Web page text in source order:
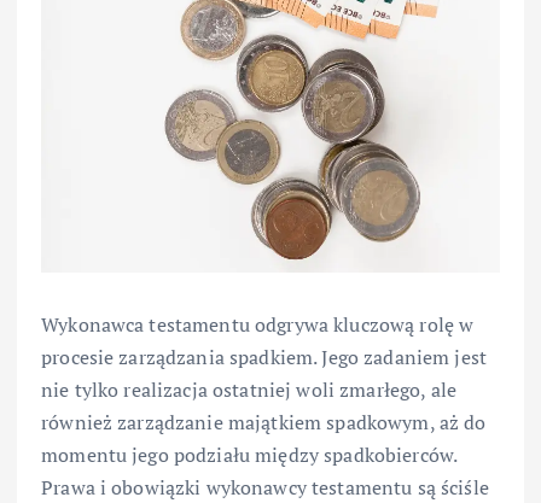
Wykonawca testamentu odgrywa kluczową rolę w
procesie zarządzania spadkiem. Jego zadaniem jest
nie tylko realizacja ostatniej woli zmarłego, ale
również zarządzanie majątkiem spadkowym, aż do
momentu jego podziału między spadkobierców.
Prawa i obowiązki wykonawcy testamentu są ściśle